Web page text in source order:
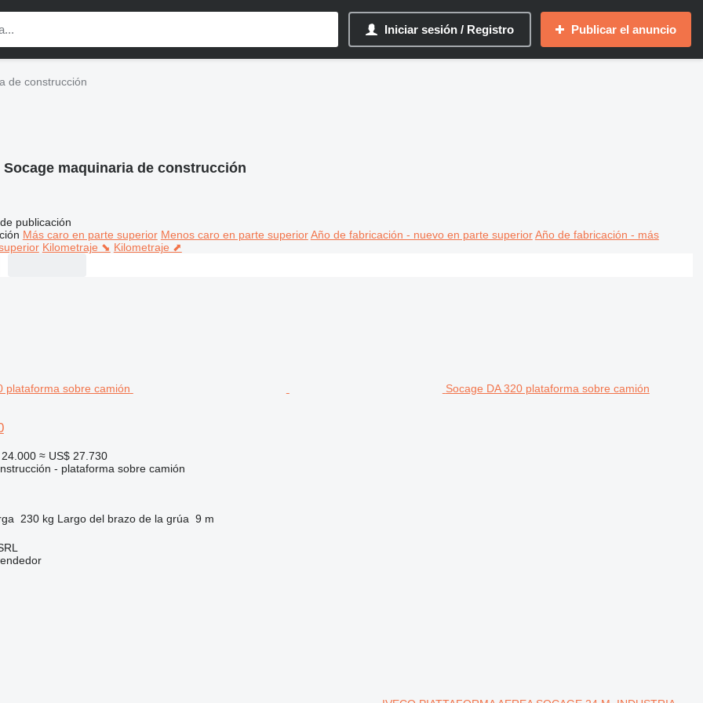
Iniciar sesión / Registro Publicar el anuncio
de construcción
Socage maquinaria de construcción
publicación
Más caro en parte superior Menos caro en parte superior Año de fabricación - nuevo en parte superior Año de fabricación - más
Kilometraje ⬊ Kilometraje ⬈
Socage DA 320 plataforma sobre camión
24.000 ≈ US$ 27.730
- plataforma sobre camión
230 kg Largo del brazo de la grúa 9 m